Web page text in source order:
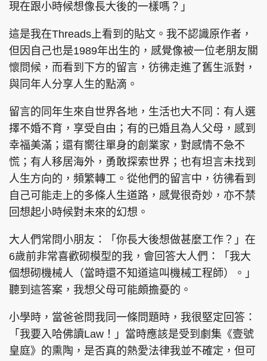
PCM 電腦廣場 星島頭條 星島日報
頭條日報 星島環球
親子王 Oh!爸媽 JobMarket
頭條搵工 EDUPLUS
關於我們
聯絡我們
使用條款
版權及免責聲明
Copyright © 東周網 版權所有 . 不得轉載
現在跟小時候想像長大後的一樣嗎？」
這是我在Threads上看到的貼文。我不認識原作者，
但因自己也是1989年出生的，感覺像被一位老朋友關
懷問候，而看到下方的留言，彷彿走進了舊生派對，
與同年人分享人生的點滴。
留言的同年生來自世界各地，生活也大不同：有人選
擇不婚不育，享受自由；有的已婚且為人父母，感到
幸福美滿；還有嚮往單身的創業家，對感情不急不
慌；有人移居海外，勇敢探索世界；也有坦言未找到
人生方向的，頻繁轉工。從他們的留言中，彷彿看到
自己可能走上的多條人生道路，感覺很奇妙，亦不禁
回想起小時候對未來的幻想。
大人們常問小朋友：「你長大後想做甚麼工作？」在
6歲前非常喜歡砌模型的我，會回答大人們：「我大
個想砌機械人（當時還不知道這叫機械工程師）。」
聽到這答案，我想父母可能頗擔憂的。
小學時，當爸爸問我同一條問題時，我很堅定回答：
「我要入哈佛讀Law！」當時應該是受到劇集《壹號
皇庭》的熏陶，是否真的熱愛法律我並不確定，但可